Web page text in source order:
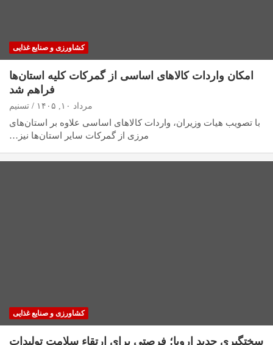
کشاورزی و صنایع غذایی
امکان واردات کالاهای اساسی از گمرکات کلیه استان‌ها
فراهم شد
مرداد ۱۰, ۱۴۰۵ تسنیم
با تصویب هیات وزیران، واردات کالاهای اساسی علاوه بر استان‌های
مرزی از گمرکات سایر استان‌ها نیز…
کشاورزی و صنایع غذایی
سختگیری جدید اروپا؛ فرصتی برای ارتقاء سلامت تولیدات